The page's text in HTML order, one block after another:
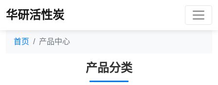
华研活性炭
首页 产品中心
产品分类